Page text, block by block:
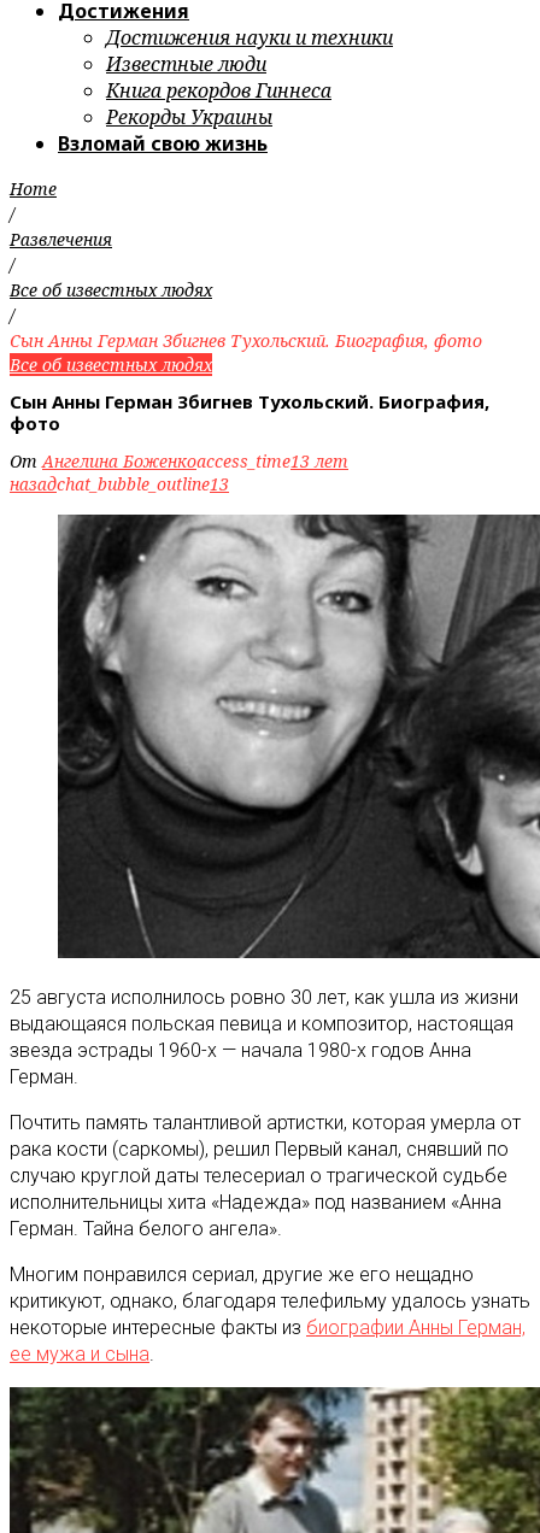
Достижения
Достижения науки и техники
Известные люди
Книга рекордов Гиннеса
Рекорды Украины
Взломай свою жизнь
Home
/
Развлечения
/
Все об известных людях
/
Сын Анны Герман Збигнев Тухольский. Биография, фото
Все об известных людях
Сын Анны Герман Збигнев Тухольский. Биография,
фото
ОтАнгелина Боженкоaccess_time13 лет
назадchat_bubble_outline13
25 августа исполнилось ровно 30 лет, как ушла из жизни
выдающаяся польская певица и композитор, настоящая
звезда эстрады 1960-х — начала 1980-х годов Анна
Герман.
Почтить память талантливой артистки, которая умерла от
рака кости (саркомы), решил Первый канал, снявший по
случаю круглой даты телесериал о трагической судьбе
исполнительницы хита «Надежда» под названием «Анна
Герман. Тайна белого ангела».
Многим понравился сериал, другие же его нещадно
критикуют, однако, благодаря телефильму удалось узнать
некоторые интересные факты из биографии Анны Герман,
ее мужа и сына.